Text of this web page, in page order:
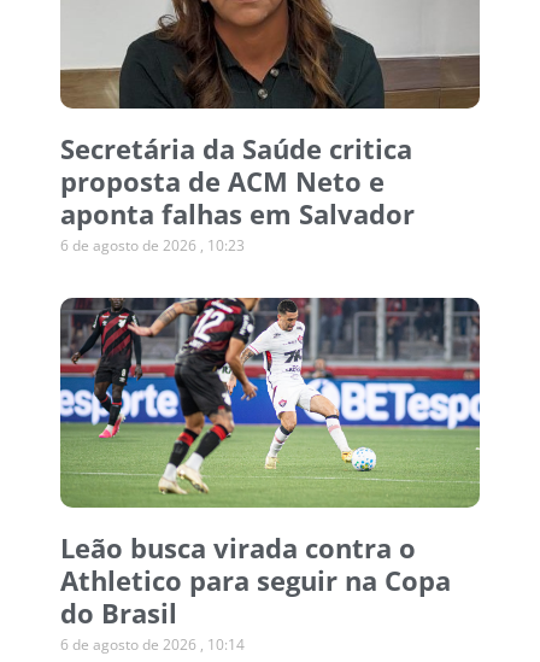
Secretária da Saúde critica
proposta de ACM Neto e
aponta falhas em Salvador
6 de agosto de 2026 10:23
Leão busca virada contra o
Athletico para seguir na Copa
do Brasil
6 de agosto de 2026 10:14